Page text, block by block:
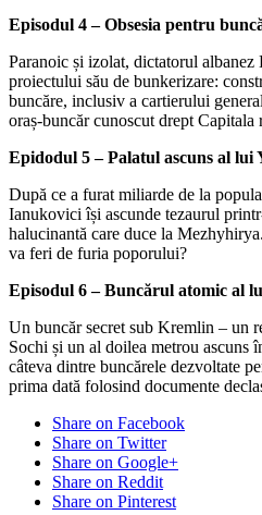
Episodul 4 – Obsesia pentru
Paranoic și izolat, dictatorul albanez
proiectului său de bunkerizare:
buncăre, inclusiv a cartierului
oraș-buncăr cunoscut drept Capitala
Epidodul 5 – Palatul ascuns al lui
După ce a furat miliarde de la
Ianukovici își ascunde tezaurul
halucinantă care duce la
va feri de furia poporului?
Episodul 6 – Buncărul atomic al
Un buncăr secret sub Kremlin – un
Sochi și un al doilea metrou ascuns
câteva dintre buncărele dezvoltate
prima dată folosind documente
Share on Facebook
Share on Twitter
Share on Google+
Share on Reddit
Share on Pinterest